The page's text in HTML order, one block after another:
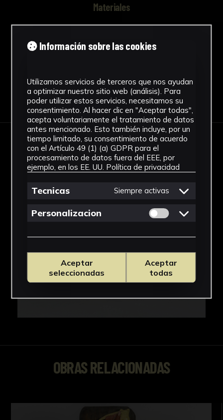
Materiales
Barro
Ver más
Descargar Ficha
IMÁGENES
OBRAS RELACIONADAS
Información sobre las cookies
Utilizamos servicios de terceros que nos ayudan
a optimizar nuestro sitio web (análisis). Para
poder utilizar estos servicios, necesitamos su
consentimiento. Al hacer clic en "Aceptar todas",
acepta voluntariamente el tratamiento de datos
antes mencionado. Esto también incluye, por un
tiempo limitado, su consentimiento de acuerdo
con el Artículo 49 (1) (a) GDPR para el
procesamiento de datos fuera del EEE, por
ejemplo, en los EE. UU. Política de privacidad
Tecnicas Siempre activas
Personalizacion Permitir cookies
Aceptar
seleccionadas
Aceptar
todas